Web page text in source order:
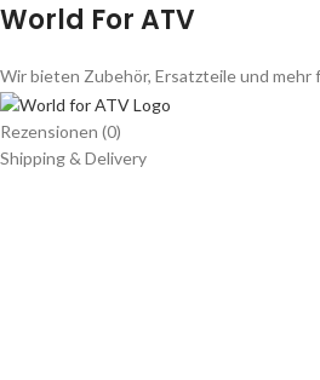
World For ATV
Wir bieten Zubehör, Ersatzteile und mehr
Rezensionen (0)
Shipping & Delivery